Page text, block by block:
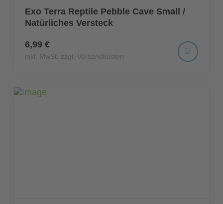
Exo Terra Reptile Pebble Cave Small /
Natürliches Versteck
6,99 €
inkl. MwSt. zzgl. Versandkosten